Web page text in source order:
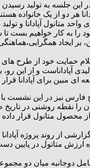
جلسه به تولید
هر دو از یک
واحد متانول آپادانا و
را به کار خواهیم بست
بر ایجاد
حمایت خود از طرح
آپاداناست و از
ای مبین برای آپادانا
فارس نیز در این نشست
نقطه روشنی در تاریخ
از محصول متانول قرار
از روند پروژه آپادانا
ارزش متاتول در
دوجانبه میان دو